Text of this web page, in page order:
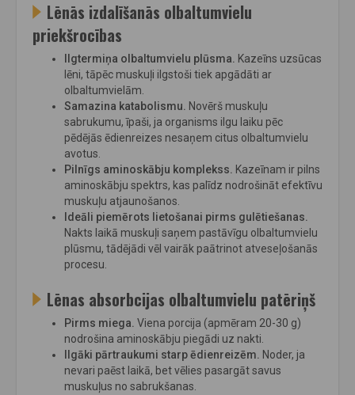
Lēnās izdalīšanās olbaltumvielu
priekšrocības
Ilgtermiņa olbaltumvielu plūsma. Kazeīns uzsūcas
lēni, tāpēc muskuļi ilgstoši tiek apgādāti ar
olbaltumvielām.
Samazina katabolismu. Novērš muskuļu
sabrukumu, īpaši, ja organisms ilgu laiku pēc
pēdējās ēdienreizes nesaņem citus olbaltumvielu
avotus.
Pilnīgs aminoskābju komplekss. Kazeīnam ir pilns
aminoskābju spektrs, kas palīdz nodrošināt efektīvu
muskuļu atjaunošanos.
Ideāli piemērots lietošanai pirms gulētiešanas.
Nakts laikā muskuļi saņem pastāvīgu olbaltumvielu
plūsmu, tādējādi vēl vairāk paātrinot atveseļošanās
procesu.
Lēnas absorbcijas olbaltumvielu patēriņš
Pirms miega. Viena porcija (apmēram 20-30 g)
nodrošina aminoskābju piegādi uz nakti.
Ilgāki pārtraukumi starp ēdienreizēm. Noder, ja
nevari paēst laikā, bet vēlies pasargāt savus
muskuļus no sabrukšanas.